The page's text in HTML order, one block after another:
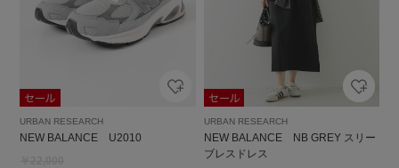
URBAN RESEARCH
NEW BALANCE U2010
URBAN RESEARCH
NEW BALANCE NB GREY スリー
ブレスドレス